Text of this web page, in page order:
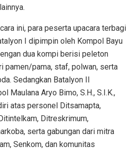
ini, para peserta upacara terbagi
I dipimpin oleh Kompol Bayu
dua kompi berisi peleton
pamen/pama, staf, polwan, serta
Sedangkan Batalyon II
Maulana Aryo Bimo, S.H., S.I.K.,
atas personel Ditsamapta,
Ditreskrimum,
serta gabungan dari mitra
Senkom, dan komunitas